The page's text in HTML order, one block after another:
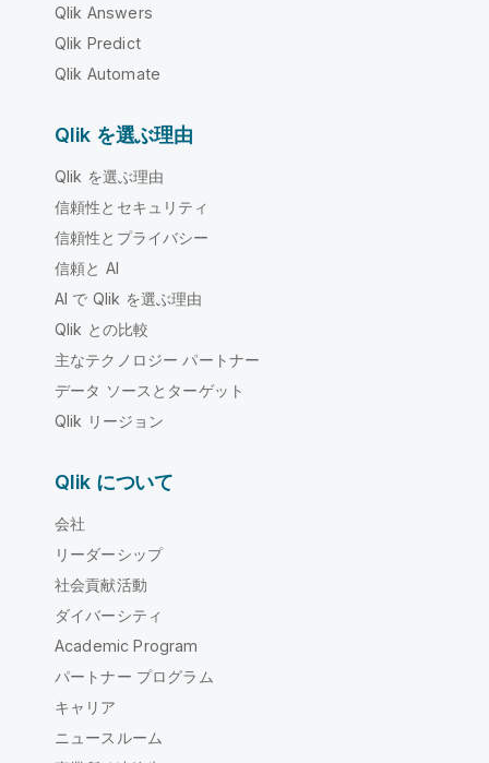
Qlik Answers
Qlik Predict
Qlik Automate
Qlik を選ぶ理由
Qlik を選ぶ理由
信頼性とセキュリティ
信頼性とプライバシー
信頼と AI
AI で Qlik を選ぶ理由
Qlik との比較
主なテクノロジー パートナー
データ ソースとターゲット
Qlik リージョン
Qlik について
会社
リーダーシップ
社会貢献活動
ダイバーシティ
Academic Program
パートナー プログラム
キャリア
ニュースルーム